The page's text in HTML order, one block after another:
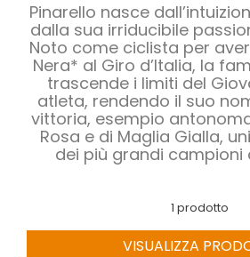
Pinarello nasce
dalla sua irriducibile
Noto come ciclista per
Nera* al Giro d’Italia, la
trascende i limiti del
atleta, rendendo il suo
vittoria, esempio
Rosa e di Maglia Gialla,
dei più grandi campioni
1 prodotto
VISUALIZZA